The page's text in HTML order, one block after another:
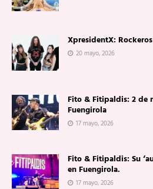
XpresidentX:
20 mayo, 2026
Fito & Fitipaldis: 2 de
Fuengirola
17 mayo, 2026
Fito & Fitipaldis: Su
en Fuengirola.
17 mayo, 2026